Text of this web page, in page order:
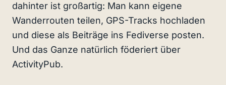
dahinter ist großartig: Man kann eigene
Wanderrouten teilen, GPS-Tracks hochladen
und diese als Beiträge ins Fediverse posten.
Und das Ganze natürlich föderiert über
ActivityPub.